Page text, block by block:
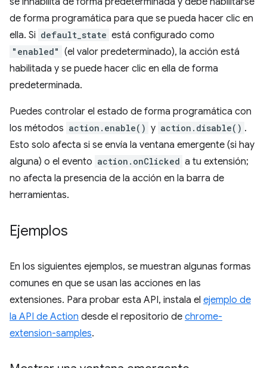
de forma programática para que se pueda hacer clic en
ella. Si default_state está configurado como
"enabled" (el valor predeterminado), la acción está
habilitada y se puede hacer clic en ella de forma
predeterminada.
Puedes controlar el estado de forma programática con
los métodos action.enable() y action.disable() .
Esto solo afecta si se envía la ventana emergente (si hay
alguna) o el evento action.onClicked a tu extensión;
no afecta la presencia de la acción en la barra de
herramientas.
Ejemplos
En los siguientes ejemplos, se muestran algunas formas
comunes en que se usan las acciones en las
extensiones. Para probar esta API, instala el ejemplo de
la API de Action desde el repositorio de chrome-
extension-samples.